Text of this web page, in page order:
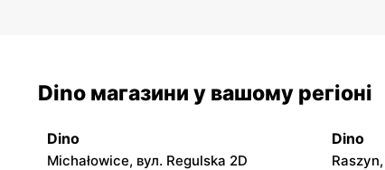
Dino магазини у вашому регіоні
Dino
Michałowice, вул. Regulska 2D
Dino
Raszyn,